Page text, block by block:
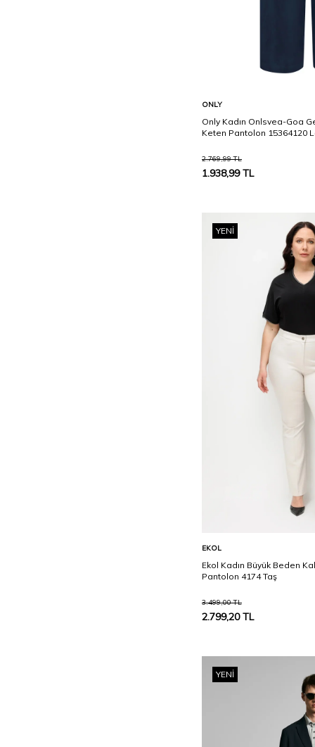
ONLY
Only Kadın Onlsvea-Goa
Keten Pantolon 15364120
2.769,99TL
1.938,99TL
YENI
EKOL
Ekol Kadın Büyük Beden
Pantolon 4174 Taş
3.499,00TL
2.799,20TL
YENI